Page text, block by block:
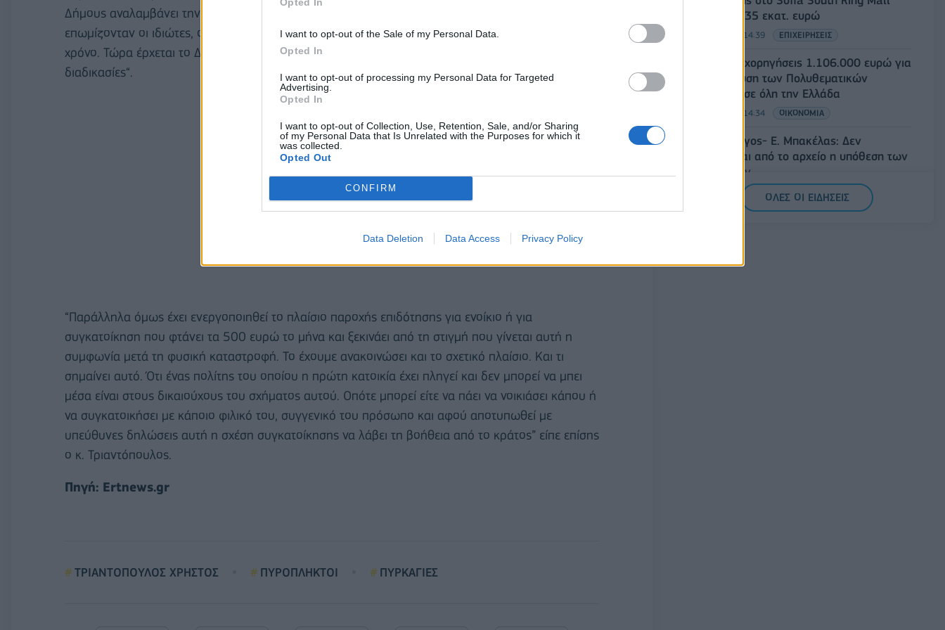
I want to opt-out of the Sale of my Personal Data.
Opted In
I want to opt-out of processing my Personal Data for Targeted
Advertising.
Opted In
I want to opt-out of Collection, Use, Retention, Sale, and/or Sharing
of my Personal Data that Is Unrelated with the Purposes for which it
was collected.
Opted Out
CONFIRM
Data Deletion Data Access Privacy Policy
Δήμους αναλαμβάνει την κατεδάφιση των κτιρίων αυτών. Παλαιότερα την κατεδάφιση την
επωμίζονταν οι ιδιώτες, οπότε και αυτό ήταν ένα κόστος αλλά και μια διαδικασία που έπαιρνε
χρόνο. Τώρα έρχεται το Δήμος και το κάνει αυτό όπου χρειάζεται για να ξεκινήσουν οι
διαδικασίες“.
“Παράλληλα όμως έχει ενεργοποιηθεί το πλαίσιο παροχής επιδότησης για ενοίκιο ή για
συγκατοίκηση που φτάνει τα 500 ευρώ το μήνα και ξεκινάει από τη στιγμή που γίνεται αυτή η
συμφωνία μετά τη φυσική καταστροφή. Το έχουμε ανακοινώσει και το σχετικό πλαίσιο. Και τι
σημαίνει αυτό. Ότι ένας πολίτης του οποίου η πρώτη κατοικία έχει πληγεί και δεν μπορεί να μπει
μέσα είναι στους δικαιούχους του σχήματος αυτού. Οπότε μπορεί είτε να πάει να νοικιάσει κάπου ή
να συγκατοικήσει με κάποιο φιλικό του, συγγενικό του πρόσωπο και αφού αποτυπωθεί με
υπεύθυνες δηλώσεις αυτή η σχέση συγκατοίκησης να λάβει τη βοήθεια από το κράτος” είπε επίσης
ο κ. Τριαντόπουλος.
Πηγή: Ertnews.gr
ΤΡΙΑΝΤΟΠΟΥΛΟΣ ΧΡΗΣΤΟΣ ΠΥΡΟΠΛΗΚΤΟΙ ΠΥΡΚΑΓΙΕΣ
έναντι 49,35 εκατ. ευρώ
07/08/2026 - 14:39 ΕΠΙΧΕΙΡΗΣΕΙΣ
ΥΠΠΟ: Επιχορηγήσεις 1.106.000 ευρώ για
την ενίσχυση των Πολυθεματικών
Φεστιβάλ σε όλη την Ελλάδα
07/08/2026 - 14:34 ΟΙΚΟΝΟΜΙΑ
Άρειος Πάγος- Ε. Μπακέλας: Δεν
ανασύρεται από το αρχείο η υπόθεση των
υποκλοπών
07/08/2026 - 14:11
ΟΛΕΣ ΟΙ ΕΙΔΗΣΕΙΣ